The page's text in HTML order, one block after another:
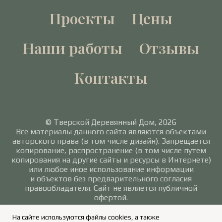
На сайте используются файлы cookies, а также
Проекты
Цены
Наши работы
Отзывы
Контакты
© Тверской Деревянный Дом, 2026
Все материалы данного сайта являются объектами
авторского права (в том числе дизайн). Запрещается
копирование, распространение (в том числе путем
копирования на другие сайты и ресурсы в Интернете)
или любое иное использование информации
и объектов без предварительного согласия
правообладателя. Сайт не является публичной
офертой.
Политика в отношении обработки персональных